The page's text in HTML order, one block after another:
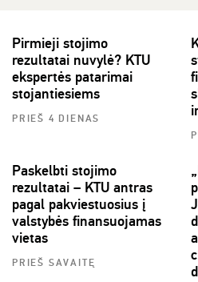
Pirmieji stojimo
rezultatai nuvylė? KTU
ekspertės patarimai
stojantiesiems
PRIEŠ 4 DIENAS
Paskelbti stojimo
rezultatai – KTU antras
pagal pakviestuosius į
valstybės finansuojamas
vietas
PRIEŠ SAVAITĘ